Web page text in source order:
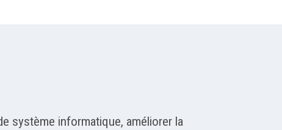
système informatique, améliorer la